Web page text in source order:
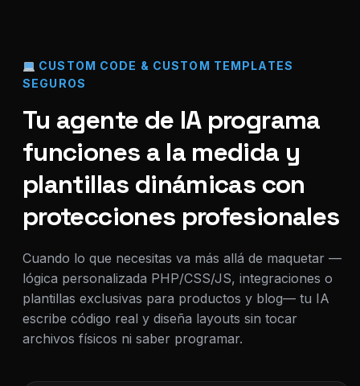
CUSTOM CODE & CUSTOM TEMPLATES
SEGUROS
Tu agente de IA programa
funciones a la medida y
plantillas dinámicas con
protecciones profesionales
Cuando lo que necesitas va más allá de maquetar —
lógica personalizada PHP/CSS/JS, integraciones o
plantillas exclusivas para productos y blog— tu IA
escribe código real y diseña layouts sin tocar
archivos físicos ni saber programar.